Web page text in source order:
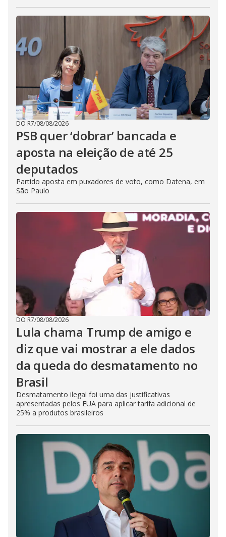
DO R7/08/08/2026
PSB quer ‘dobrar’ bancada e
aposta na eleição de até 25
deputados
Partido aposta em puxadores de voto, como Datena, em
São Paulo
DO R7/08/08/2026
Lula chama Trump de amigo e
diz que vai mostrar a ele dados
da queda do desmatamento no
Brasil
Desmatamento ilegal foi uma das justificativas
apresentadas pelos EUA para aplicar tarifa adicional de
25% a produtos brasileiros